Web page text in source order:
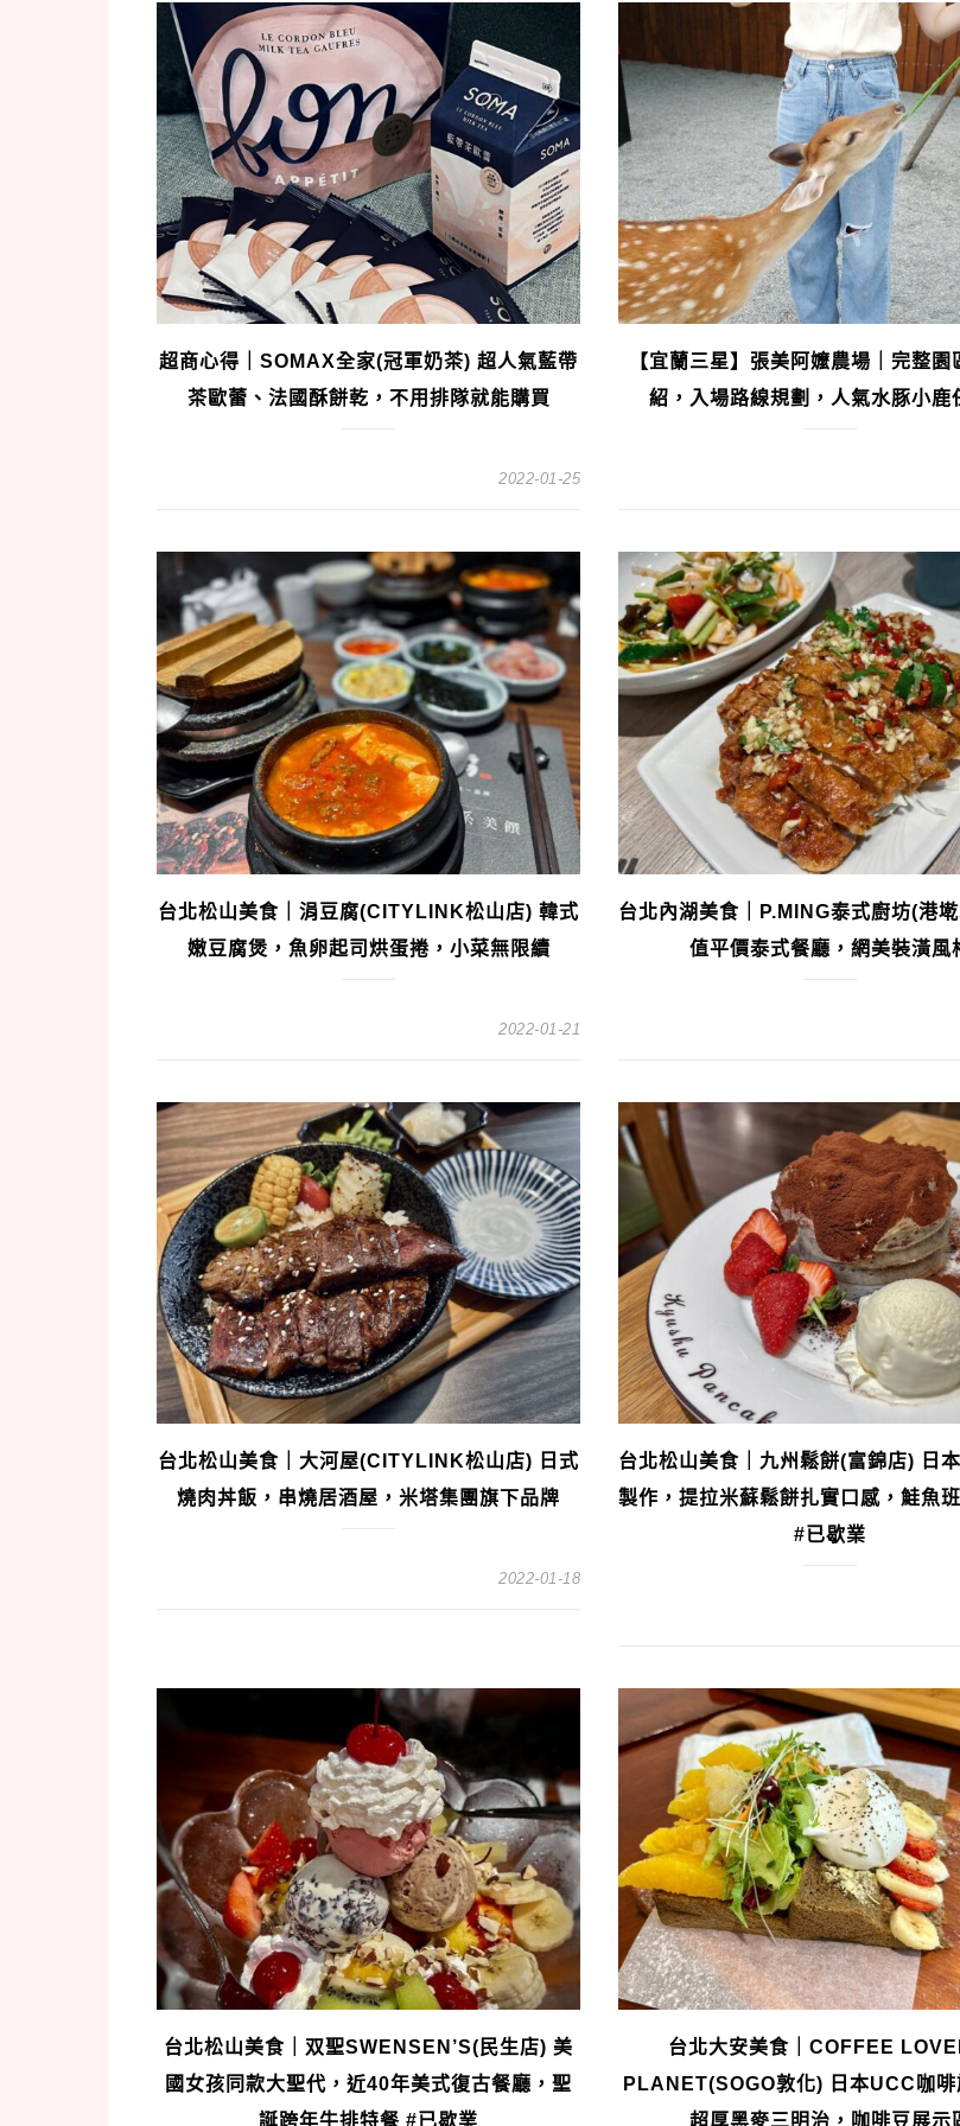
超商心得｜SOMAX全家(冠軍奶茶) 超人氣藍帶
茶歐蕾、法國酥餅乾，不用排隊就能購買
2022-01-25
【宜蘭三星】張美阿嬤農場｜完整園
紹，入場路線規劃，人氣水豚小鹿
台北松山美食｜涓豆腐(CITYLINK松山店) 韓式
嫩豆腐煲，魚卵起司烘蛋捲，小菜無限續
2022-01-21
台北內湖美食｜P.MING泰式廚坊(港
值平價泰式餐廳，網美裝潢風
台北松山美食｜大河屋(CITYLINK松山店) 日式
燒肉丼飯，串燒居酒屋，米塔集團旗下品牌
2022-01-18
台北松山美食｜九州鬆餅(富錦店) 日
製作，提拉米蘇鬆餅扎實口感，鮭魚
#已歇業
台北松山美食｜双聖SWENSEN’S(民生店) 美
國女孩同款大聖代，近40年美式復古餐廳，聖
誕跨年牛排特餐 #已歇業
台北大安美食｜COFFEE
PLANET(SOGO敦化) 日本UCC咖啡
超厚黑麥三明治，咖啡豆展示